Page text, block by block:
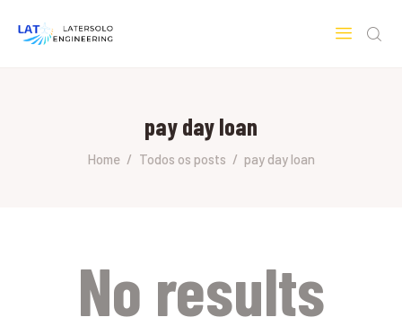
pay day loan
Home Todos os posts pay day loan
SOBRE A LATERSOLO
No results